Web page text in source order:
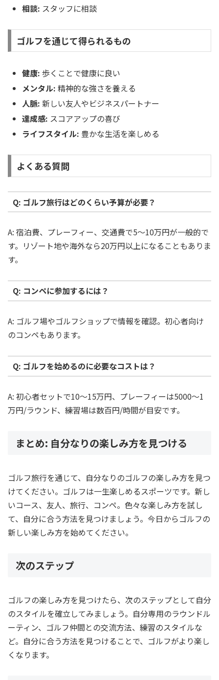
相談: スタッフに相談
ゴルフを通じて得られるもの
健康: 歩くことで健康に良い
メンタル: 精神的な強さを養える
人脈: 新しい友人やビジネスパートナー
達成感: スコアアップの喜び
ライフスタイル: 豊かな生活を楽しめる
よくある質問
Q: ゴルフ旅行はどのくらい予算が必要？
A: 宿泊費、プレーフィー、交通費で5〜10万円が一般的で
す。リゾート地や海外なら20万円以上になることもありま
す。
Q: コンペに参加するには？
A: ゴルフ場やゴルフショップで情報を確認。初心者向け
のコンペもあります。
Q: ゴルフを始めるのに必要なコストは？
A: 初心者セットで10〜15万円、プレーフィーは5000〜1
万円/ラウンド、練習場は数百円/時間が目安です。
まとめ: 自分なりの楽しみ方を見つける
ゴルフ旅行を通じて、自分なりのゴルフの楽しみ方を見つ
けてください。ゴルフは一生楽しめるスポーツです。新し
いコース、友人、旅行、コンペ。色々な楽しみ方を試し
て、自分に合う方法を見つけましょう。今日からゴルフの
新しい楽しみ方を始めてください。
次のステップ
ゴルフの楽しみ方を見つけたら、次のステップとして自分
のスタイルを確立してみましょう。自分専用のラウンドル
ーティン、ゴルフ仲間との交流方法、練習のスタイルな
ど。自分に合う方法を見つけることで、ゴルフがより楽し
くなります。